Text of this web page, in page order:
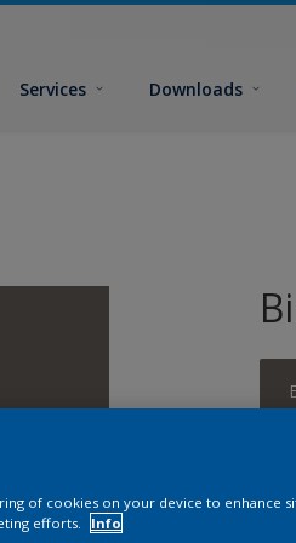
Services Downloads
of cookies on your device to enhance
efforts.
Info